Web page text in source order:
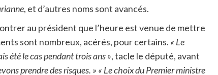
, et d’autres noms sont avancés.
au président que l’heure est venue de mettre
sont nombreux, acérés, pour certains. « Le
été le cas pendant trois ans », tacle le député, avant
prendre des risques. » « Le choix du Premier ministre